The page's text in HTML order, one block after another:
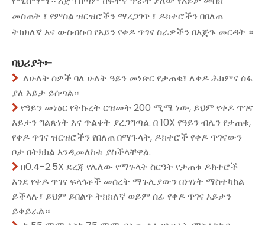
መስጠት ፣ የምስል ዝርዝሮችን ማረጋገጥ ፣ ዶክተሮችን በበለጠ
ትክክለኛ እና ውስብስብ የአይን የቀዶ ጥገና ስራዎችን በእጅጉ መርዳት ።
ባህሪያት፡-
 ለሁለት ሰዎች ባለ ሁለት ዓይን መነጽር የታጠቁ፣ ለቀዶ ሕክምና ሰፋ
ያለ እይታ ይሰጣል።
 የዓይን መነፅር የትኩረት ርዝመት 200 ሚሜ ነው, ይህም የቀዶ ጥገና
እይታን ግልጽነት እና ጥልቀት ያረጋግጣል. በ 10X የዓይን ብሌን የታጠቁ,
የቀዶ ጥገና ዝርዝሮችን የበለጠ በማጉላት, ዶክተሮች የቀዶ ጥገናውን
ቦታ በትክክል እንዲመለከቱ ያስችላቸዋል.
 በ0.4-2.5X ደረጃ የሌለው የማጉላት ስርዓት የታጠቁ ዶክተሮች
እንደ የቀዶ ጥገና ፍላጎቶች መሰረት ማጉሊያውን በነፃነት ማስተካከል
ይችላሉ፣ ይህም ይበልጥ ትክክለኛ ወይም ሰፊ የቀዶ ጥገና እይታን
ይቀይራል።